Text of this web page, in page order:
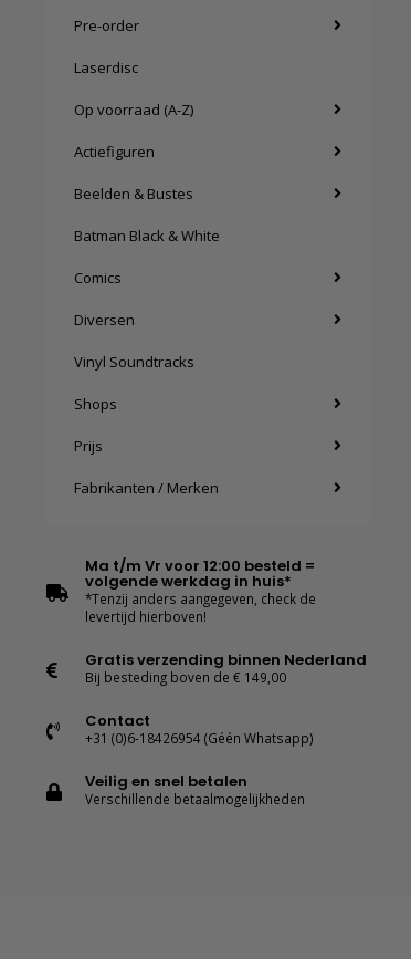
Pre-order
Laserdisc
Op voorraad (A-Z)
Actiefiguren
Beelden & Bustes
Batman Black & White
Comics
Diversen
Vinyl Soundtracks
Shops
Prijs
Fabrikanten / Merken
Ma t/m Vr voor 12:00 besteld =
volgende werkdag in huis*
*Tenzij anders aangegeven, check de
levertijd hierboven!
Gratis verzending binnen Nederland
Bij besteding boven de € 149,00
Contact
+31 (0)6-18426954 (Géén Whatsapp)
Veilig en snel betalen
Verschillende betaalmogelijkheden